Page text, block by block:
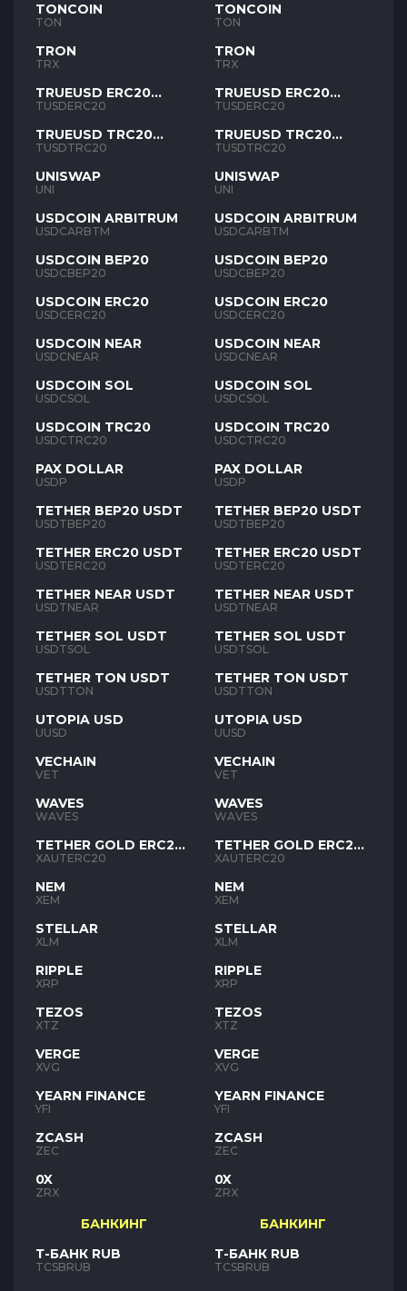
TONCOIN
TON
TRON
TRX
TRUEUSD ERC20
TUSD
TUSDERC20
TRUEUSD TRC20
TUSD
TUSDTRC20
UNISWAP
UNI
USDCOIN ARBITRUM
USDCARBTM
USDCOIN BEP20
USDCBEP20
USDCOIN ERC20
USDCERC20
USDCOIN NEAR
USDCNEAR
USDCOIN SOL
USDCSOL
USDCOIN TRC20
USDCTRC20
PAX DOLLAR
USDP
TETHER BEP20 USDT
USDTBEP20
TETHER ERC20 USDT
USDTERC20
TETHER NEAR USDT
USDTNEAR
TETHER SOL USDT
USDTSOL
TETHER TON USDT
USDTTON
UTOPIA USD
UUSD
VECHAIN
VET
WAVES
WAVES
TETHER GOLD ERC20
XAUT
XAUTERC20
NEM
XEM
STELLAR
XLM
RIPPLE
XRP
TEZOS
XTZ
VERGE
XVG
YEARN FINANCE
YFI
ZCASH
ZEC
0X
ZRX
БАНКИНГ
Т-БАНК RUB
TCSBRUB
TONCOIN
TON
TRON
TRX
TRUEUSD ERC20
TUSD
TUSDERC20
TRUEUSD TRC20
TUSD
TUSDTRC20
UNISWAP
UNI
USDCOIN ARBITRUM
USDCARBTM
USDCOIN BEP20
USDCBEP20
USDCOIN ERC20
USDCERC20
USDCOIN NEAR
USDCNEAR
USDCOIN SOL
USDCSOL
USDCOIN TRC20
USDCTRC20
PAX DOLLAR
USDP
TETHER BEP20 USDT
USDTBEP20
TETHER ERC20 USDT
USDTERC20
TETHER NEAR USDT
USDTNEAR
TETHER SOL USDT
USDTSOL
TETHER TON USDT
USDTTON
UTOPIA USD
UUSD
VECHAIN
VET
WAVES
WAVES
TETHER GOLD ERC20
XAUT
XAUTERC20
NEM
XEM
STELLAR
XLM
RIPPLE
XRP
TEZOS
XTZ
VERGE
XVG
YEARN FINANCE
YFI
ZCASH
ZEC
0X
ZRX
БАНКИНГ
Т-БАНК RUB
TCSBRUB